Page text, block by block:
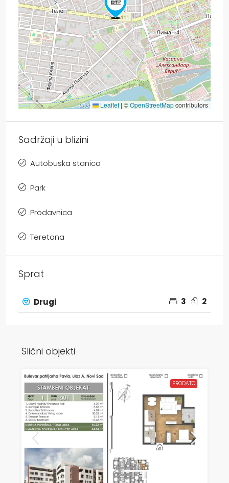
Leaflet | ©OpenStreetMapcontributors
Sadržaji u blizini
Autobuska stanica
Park
Prodavnica
Teretana
Sprat
Drugi 3 2
Slični objekti
PRODATO